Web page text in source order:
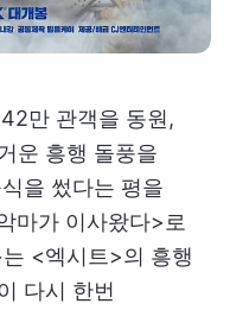
만 관객을 동원,
운 흥행 돌풍을
을 썼다는 평을
마가 이사왔다>로
<엑시트>​의 흥행
다시 한번